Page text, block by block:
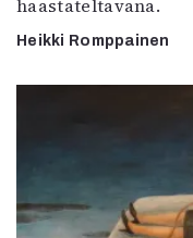
haastateltavana.
Heikki Romppainen